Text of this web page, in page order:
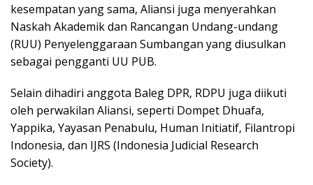
kesempatan yang sama, Aliansi juga menyerahkan
Naskah Akademik dan Rancangan Undang-undang
(RUU) Penyelenggaraan Sumbangan yang diusulkan
sebagai pengganti UU PUB.
Selain dihadiri anggota Baleg DPR, RDPU juga diikuti
oleh perwakilan Aliansi, seperti Dompet Dhuafa,
Yappika, Yayasan Penabulu, Human Initiatif, Filantropi
Indonesia, dan IJRS (Indonesia Judicial Research
Society).